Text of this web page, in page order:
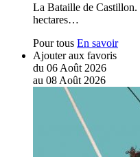
La Bataille de Castillon.
hectares…
Pour tous En savoir
Ajouter aux favoris
du 06 Août 2026
au 08 Août 2026